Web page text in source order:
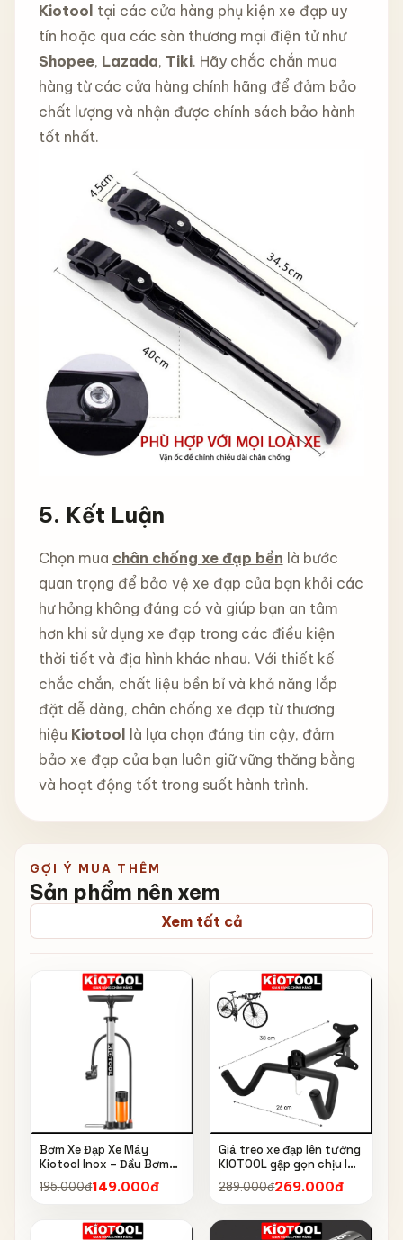
Kiotool tại các cửa hàng phụ kiện xe đạp uy
tín hoặc qua các sàn thương mại điện tử như
Shopee, Lazada, Tiki. Hãy chắc chắn mua
hàng từ các cửa hàng chính hãng để đảm bảo
chất lượng và nhận được chính sách bảo hành
tốt nhất.
5. Kết Luận
Chọn mua chân chống xe đạp bền là bước
quan trọng để bảo vệ xe đạp của bạn khỏi các
hư hỏng không đáng có và giúp bạn an tâm
hơn khi sử dụng xe đạp trong các điều kiện
thời tiết và địa hình khác nhau. Với thiết kế
chắc chắn, chất liệu bền bỉ và khả năng lắp
đặt dễ dàng, chân chống xe đạp từ thương
hiệu Kiotool
là lựa chọn đáng tin cậy, đảm
bảo xe đạp của bạn luôn giữ vững thăng bằng
và hoạt động tốt trong suốt hành trình.
GỢI Ý MUA THÊM
Sản phẩm nên xem
Xem tất cả
Bơm Xe Đạp Xe Máy
Kiotool Inox – Đầu Bơm
Thông Minh, Kèm Bơm
Bóng, Đồng Hồ 160 PSI
195.000đ149.000đ
Giá treo xe đạp lên tường
KIOTOOL gập gọn chịu lực
cao kèm móc treo mũ bảo
hiểm
289.000đ269.000đ